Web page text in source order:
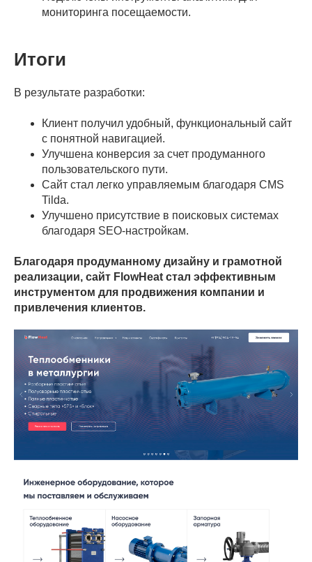
мониторинга посещаемости.
Итоги
В результате разработки:
Клиент получил удобный, функциональный сайт
с понятной навигацией.
Улучшена конверсия за счет продуманного
пользовательского пути.
Сайт стал легко управляемым благодаря CMS
Tilda.
Улучшено присутствие в поисковых системах
благодаря SEO-настройкам.
Благодаря продуманному дизайну и грамотной
реализации, сайт FlowHeat стал эффективным
инструментом для продвижения компании и
привлечения клиентов.